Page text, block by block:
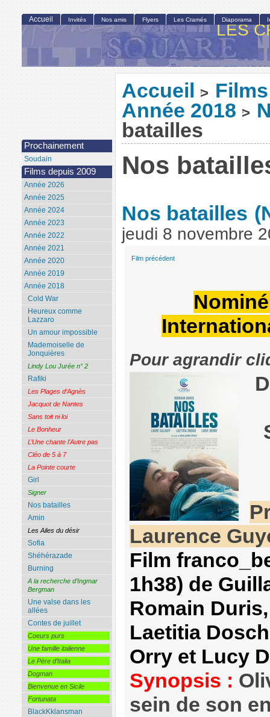
LES
Accueil >
Année 2018 >
batailles
Nos
Nos batailles
jeudi 8 novembre
Film précédent
Pour agrandir
Laurence
Film
1h38) de
Romain
Laetitia
Orry et Lucy
Synopsis :
sein de son
Accueil Invités Nos amis Flyers Les Cramés Diaporama
Prochainement
Soudain
Films depuis 2009
Année 2026
Année 2025
Année 2024
Année 2023
Année 2022
Année 2021
Année 2020
Année 2019
Année 2018
Cold War
Heureux comme
Lazzaro
Un amour impossible
Mademoiselle de
Jonquières
Lindy Lou Jurée n° 2
Rafiki
Les Plages d’Agnès
Jacquot de Nantes
Sans toit ni loi
Le Bonheur
L’Une chante l’Autre pas
Cléo de 5 à 7
La Pointe courte
Girl
Signer
Nos batailles
Amin
Les Ailes du désir
Sofia
Shéhérazade
Burning
A la recherche d’Ingmar
Bergman
Une valse dans les
allées
Contes de juillet
Coeurs purs
Une famille italienne
Le Père d’Italia
Dogman
Bienvenue en Sicile
Fortunata
BlackKklansman